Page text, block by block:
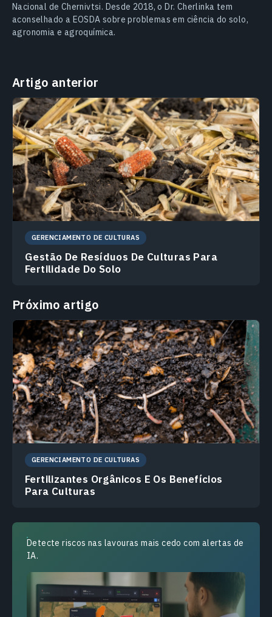
Nacional de Chernivtsi. Desde 2018, o Dr. Cherlinka tem
aconselhado a EOSDA sobre problemas em ciência do solo,
agronomia e agroquímica.
Artigo anterior
GERENCIAMENTO DE CULTURAS
Gestão De Resíduos De Culturas Para
Fertilidade Do Solo
Próximo artigo
GERENCIAMENTO DE CULTURAS
Fertilizantes Orgânicos E Os Benefícios
Para Culturas
Detecte riscos nas lavouras mais cedo com alertas de
IA.